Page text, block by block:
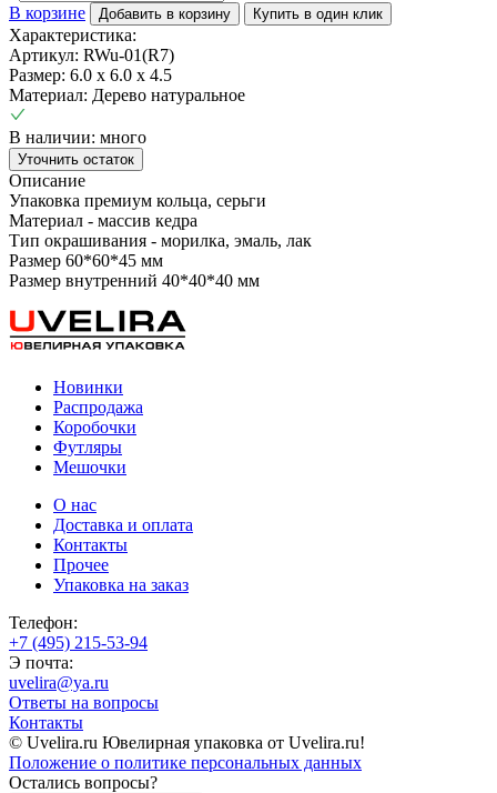
В корзине
Добавить в корзину Купить в один клик
Характеристика:
Артикул: RWu-01(R7)
Размер: 6.0 х 6.0 х 4.5
Материал: Дерево натуральное
В наличии: много
Уточнить остаток
Описание
Упаковка премиум кольца, серьги
Материал - массив кедра
Тип окрашивания - морилка, эмаль, лак
Размер 60*60*45 мм
Размер внутренний 40*40*40 мм
Новинки
Распродажа
Коробочки
Футляры
Мешочки
О нас
Доставка и оплата
Контакты
Прочее
Упаковка на заказ
Телефон:
+7 (495) 215-53-94
Э почта:
uvelira@ya.ru
Ответы на вопросы
Контакты
© Uvelira.ru Ювелирная упаковка от Uvelira.ru!
Положение о политике персональных данных
Остались вопросы?